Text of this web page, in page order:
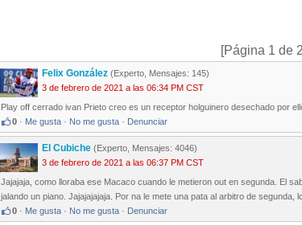
[Página 1 de
Felix González (Experto, Mensajes: 145)
3 de febrero de 2021 a las 06:34 PM CST
Play off cerrado ivan Prieto creo es un receptor holguinero desechado por
0 · Me gusta · No me gusta · Denunciar
El Cubiche (Experto, Mensajes: 4046)
3 de febrero de 2021 a las 06:37 PM CST
Jajajaja, como lloraba ese Macaco cuando le metieron out en segunda. El
jalando un piano. Jajajajajaja. Por na le mete una pata al arbitro de segunda,
0 · Me gusta · No me gusta · Denunciar